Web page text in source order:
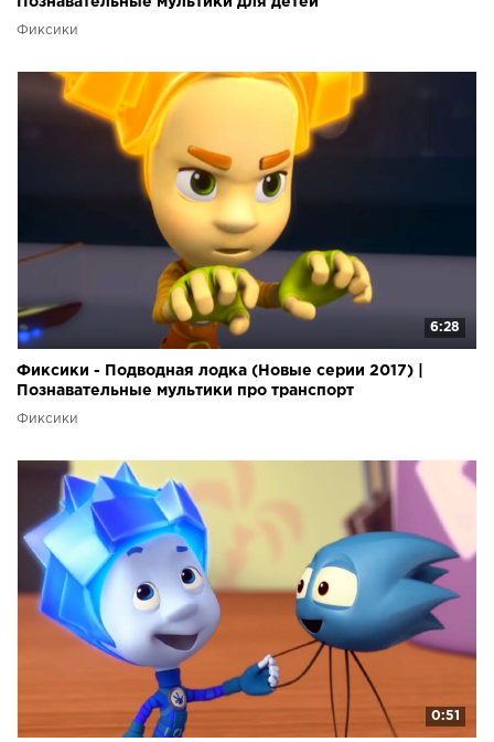
Фиксики
6:28
Фиксики - Подводная лодка (Новые серии 2017) |
Познавательные мультики про транспорт
Фиксики
0:51